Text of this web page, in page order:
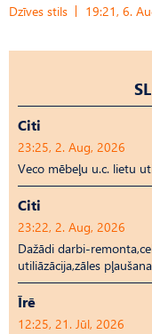
Dzīves stils 19:21, 6.
Citi
23:25, 2. Aug, 2026
Veco mēbeļu u.c. lietu
Citi
23:22, 2. Aug, 2026
Dažādi darbi-
utiliāzācija,zāles
Īrē
12:25, 21. Jūl, 2026